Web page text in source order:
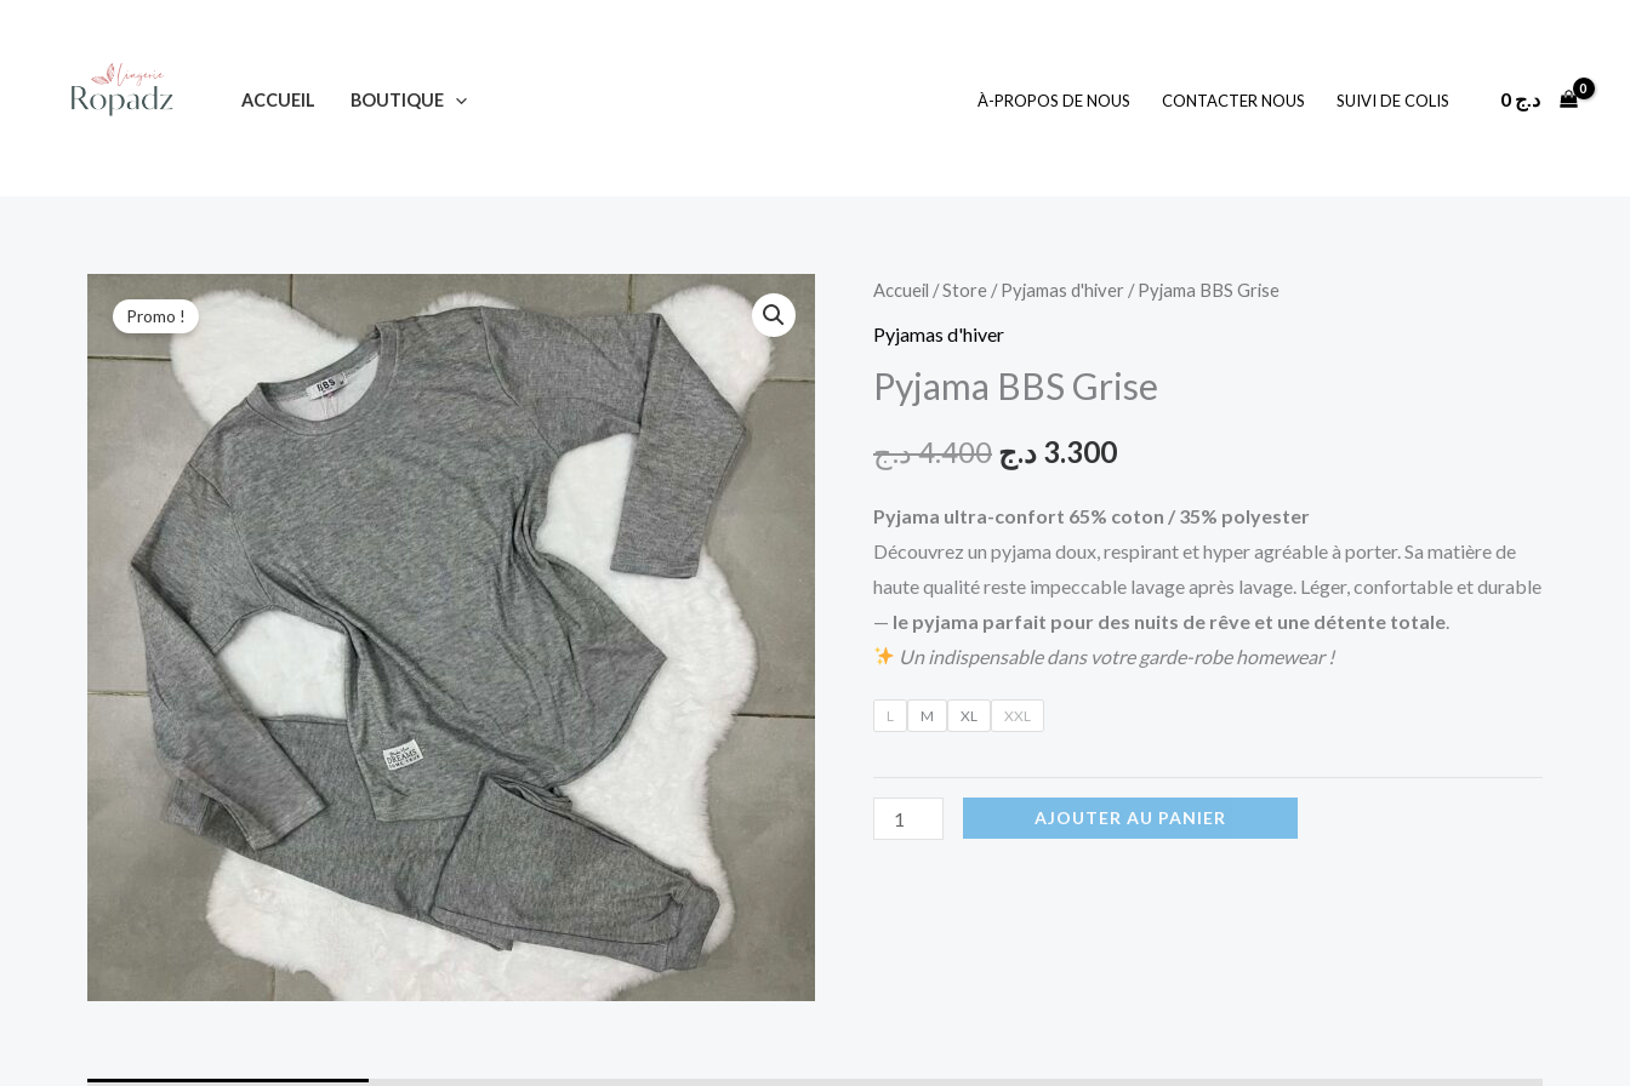
ACCUEIL BOUTIQUE À-PROPOS DE NOUS CONTACTER NOUS SUIVI DE COLIS 0 د.ج
Promo !
Accueil /Store /Pyjamas d'hiver / Pyjama BBS Grise
Pyjamas d'hiver
Pyjama BBS Grise
4.400د.ج
Le
prix
initial
était :
4.400 د.ج.
3.300 د.ج
Le
actuel
est :
3.300 د.ج.
Pyjama ultra-confort 65% coton / 35% polyester
Découvrez un pyjama doux, respirant et hyper agréable à porter. Sa matière de
haute qualité reste impeccable lavage après lavage. Léger, confortable et durable
— le pyjama parfait pour des nuits de rêve et une détente totale
Un indispensable dans votre garde-robe homewear !
L M XL XXL
quantité
de
BBS
AJOUTER AU PANIER